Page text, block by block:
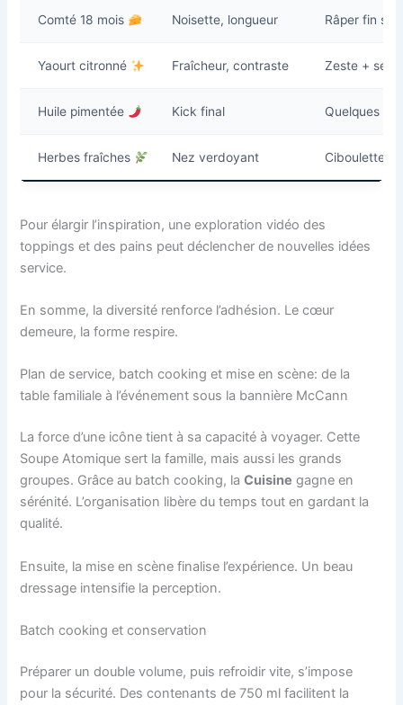
Comté 18 mois Noisette, longueur Râper fin sur
Yaourt citronné Fraîcheur, contraste Zeste + sel
Huile pimentée Kick final Quelques
Herbes fraîches Nez verdoyant Ciboulette,
Pour élargir l’inspiration, une exploration vidéo des
toppings et des pains peut déclencher de nouvelles idées
service.
En somme, la diversité renforce l’adhésion. Le cœur
demeure, la forme respire.
Plan de service, batch cooking et mise en scène: de la
table familiale à l’événement sous la bannière McCann
La force d’une icône tient à sa capacité à voyager. Cette
Soupe Atomique sert la famille, mais aussi les grands
groupes. Grâce au batch cooking, laCuisine gagne en
sérénité. L’organisation libère du temps tout en gardant la
qualité.
Ensuite, la mise en scène finalise l’expérience. Un beau
dressage intensifie la perception.
Batch cooking et conservation
Préparer un double volume, puis refroidir vite, s’impose
pour la sécurité. Des contenants de 750 ml facilitent la